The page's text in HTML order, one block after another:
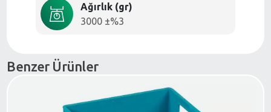
Ağırlık (gr)
3000 ±%3
Benzer Ürünler